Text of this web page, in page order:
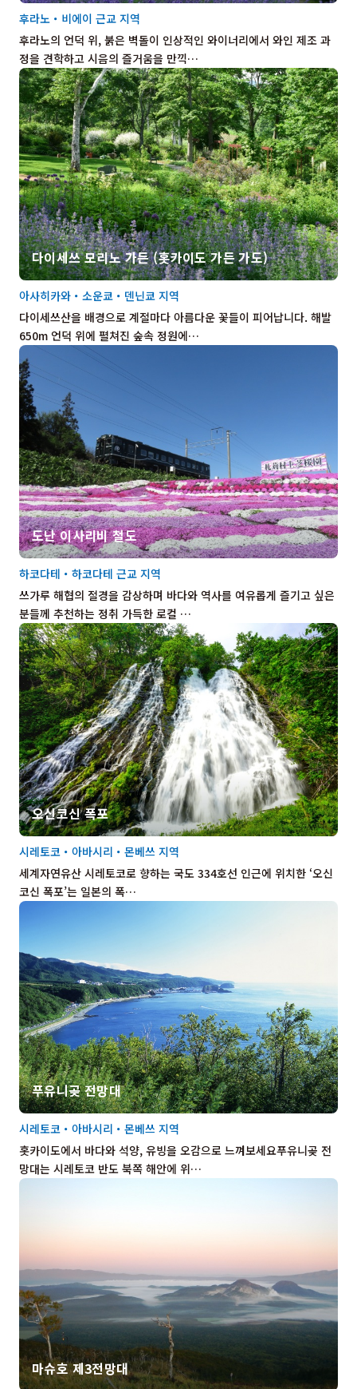
후라노의 언덕 위, 붉은 벽돌이 인상적인 와이너리에서 와인 제조 과
정을 견학하고 시음의 즐거움을 만끽…
후라노・비에이 근교 지역
다이세쓰 모리노 가든 (홋카이도 가든 가도)
다이세쓰산을 배경으로 계절마다 아름다운 꽃들이 피어납니다. 해발
650m 언덕 위에 펼쳐진 숲속 정원에…
아사히카와・소운쿄・덴닌쿄 지역
도난 이사리비 철도
쓰가루 해협의 절경을 감상하며 바다와 역사를 여유롭게 즐기고 싶은
분들께 추천하는 정취 가득한 로컬 …
하코다테・하코다테 근교 지역
오신코신 폭포
세계자연유산 시레토코로 향하는 국도 334호선 인근에 위치한 ‘오신
코신 폭포’는 일본의 폭…
시레토코・아바시리・몬베쓰 지역
푸유니곶 전망대
홋카이도에서 바다와 석양, 유빙을 오감으로 느껴보세요푸유니곶 전
망대는 시레토코 반도 북쪽 해안에 위…
시레토코・아바시리・몬베쓰 지역
마슈호 제3전망대